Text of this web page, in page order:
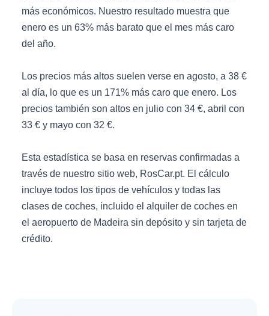
más económicos. Nuestro resultado muestra que
enero es un 63% más barato que el mes más caro
del año.
Los precios más altos suelen verse en agosto, a 38 €
al día, lo que es un 171% más caro que enero. Los
precios también son altos en julio con 34 €, abril con
33 € y mayo con 32 €.
Esta estadística se basa en reservas confirmadas a
través de nuestro sitio web, RosCar.pt. El cálculo
incluye todos los tipos de vehículos y todas las
clases de coches, incluido el alquiler de coches en
el aeropuerto de Madeira sin depósito y sin tarjeta de
crédito.